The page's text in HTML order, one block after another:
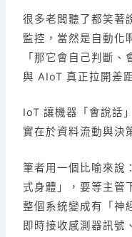
很多老闆聽了都笑著
監控，當然是自動化
「那它會自己判斷
與 AIoT 真正拉開差
IoT 讓機器「會說話
實在於資料流動與決
筆者用一個比喻來說
式身體」，要等主管
整個系統變成有「
即時接收感測器訊號